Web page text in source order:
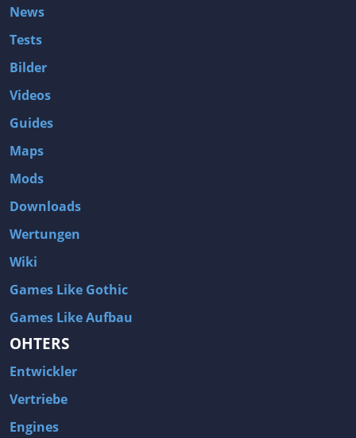
News
Tests
Bilder
Videos
Guides
Maps
Mods
Downloads
Wertungen
Wiki
Games Like Gothic
Games Like Aufbau
OHTERS
Entwickler
Vertriebe
Engines